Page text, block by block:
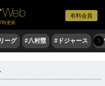
有料会員
時更新
ーグ #八村塁 #ドジャース #
〉